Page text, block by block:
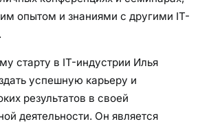
опытом и знаниями с другими IT-
старту в IT-индустрии Илья
успешную карьеру и
результатов в своей
деятельности. Он является